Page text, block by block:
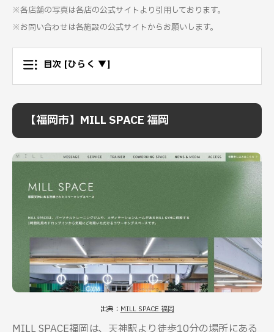
※各店舗の写真は各店の公式サイトより引用しております。
※お問い合わせは各施設の公式サイトからお願いします。
目次 [ひらく ▼]
【福岡市】MILL SPACE 福岡
出典： MILL SPACE 福岡
MILL SPACE福岡は、天神駅より徒歩10分の場所にある